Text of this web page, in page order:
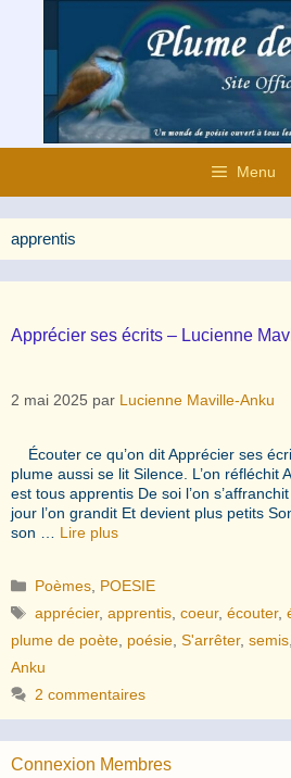
contenu
Menu
apprentis
Apprécier ses écrits – Lucienne
2 mai 2025 par Lucienne Maville-Anku
Écouter ce qu’on dit Apprécier ses
plume aussi se lit Silence. L’on réfléchit
est tous apprentis De soi l’on
jour l’on grandit Et devient plus petits
son … Lire plus
Catégories
Poèmes POESIE
Étiquettes
apprécier,apprentis ,coeur,écouter,
plume de poète poésie S'arrêter, semis
Anku
2 commentaires
Connexion Membres